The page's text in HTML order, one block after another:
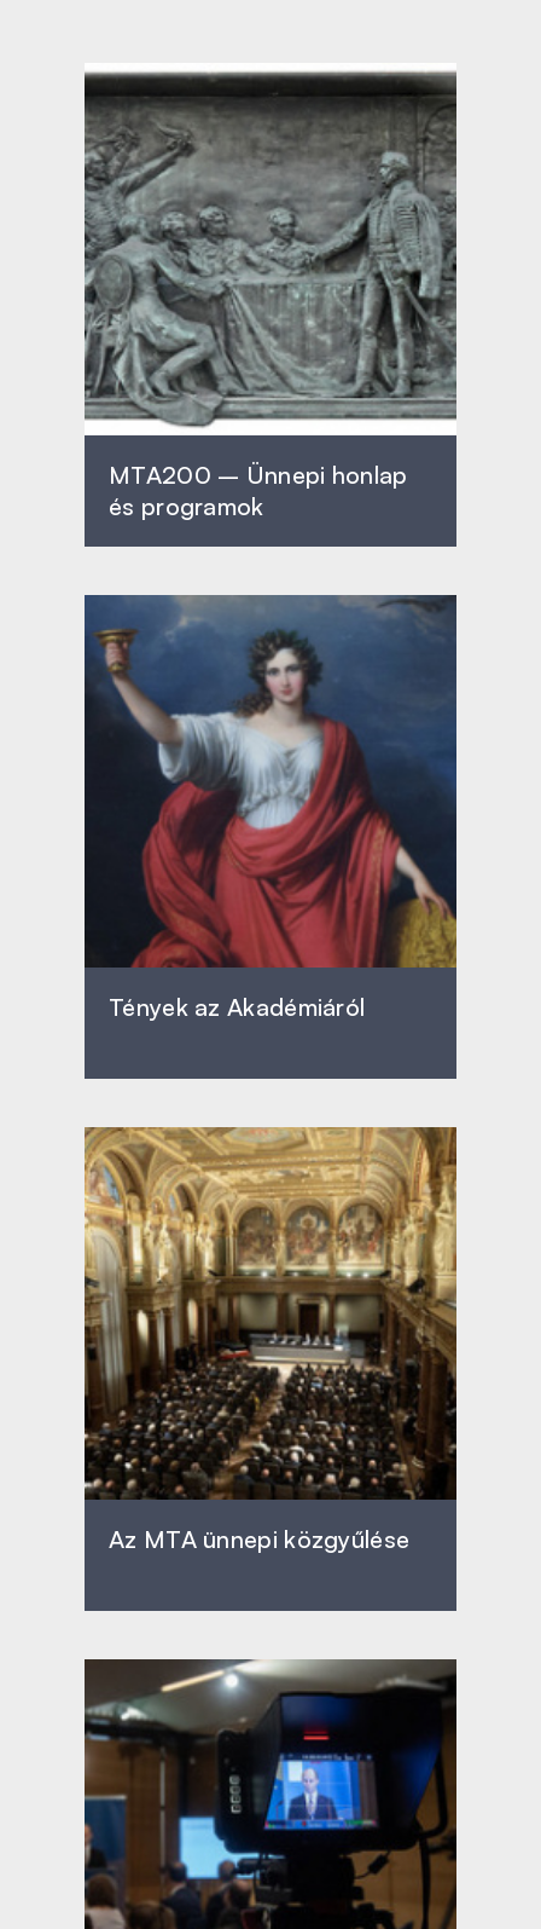
MTA200 – Ünnepi honlap
és programok
Tények az Akadémiáról
Az MTA ünnepi közgyűlése